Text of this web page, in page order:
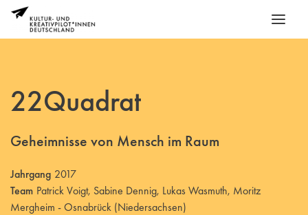
22Quadrat
Geheimnisse von Mensch im Raum
Jahrgang 2017
Team Patrick Voigt, Sabine Dennig, Lukas Wasmuth, Moritz
Mergheim - Osnabrück (Niedersachsen)